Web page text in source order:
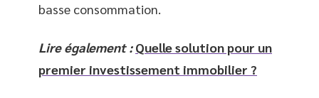
basse consommation.
Lire également : Quelle solution pour un
premier investissement immobilier ?